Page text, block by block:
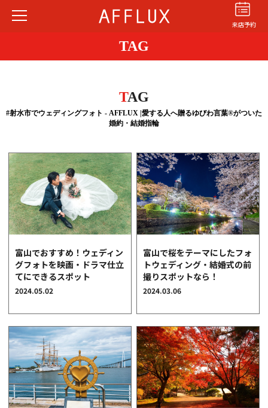
来店予約
商品カテゴリ
ショップ
AFFLUXについて
AFFLUXの永久保証®
無限大のオーダーメイド
ゆびわ言葉®
クオリティ
AFFLUXダイヤモンド
サービス
お役立ち記事
フェア・ニュース
ブログ・お客様の声
カタログ請求
TAG
TAG
#射水市でウェディングフォト - AFFLUX |愛する人へ贈るゆびわ言葉®がついた
婚約・結婚指輪
富山でおすすめ！ウェディン
グフォトを映画・ドラマ仕立
てにできるスポット
2024.05.02
富山で桜をテーマにしたフォ
トウェディング・結婚式の前
撮りスポットなら！
2024.03.06